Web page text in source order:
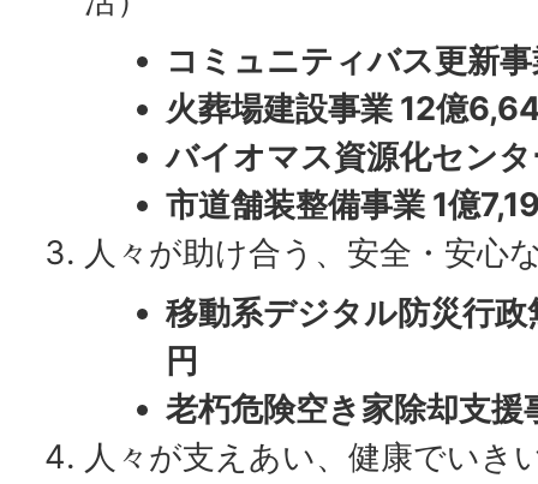
コミュニティバス更新
火葬場建設事業 12億
バイオマス資源化セン
市道舗装整備事業 1億
人々が助け合う、安全・安心
移動系デジタル防災行
円
老朽危険空き家除却支
人々が支えあい、健康でいき